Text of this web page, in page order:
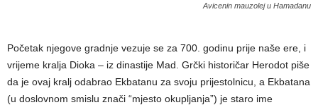
Avicenin mauzolej u Hamadanu
Početak njegove gradnje vezuje se za 700. godinu prije naše ere, i
vrijeme kralja Dioka – iz dinastije Mad. Grčki historičar Herodot piše
da je ovaj kralj odabrao Ekbatanu za svoju prijestolnicu, a Ekbatana
(u doslovnom smislu znači “mjesto okupljanja”) je staro ime